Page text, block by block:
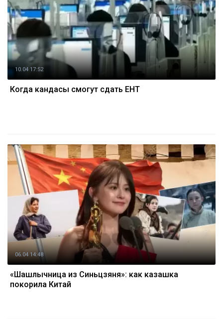
10.04 17:52
Когда кандасы смогут сдать ЕНТ
06.04 14:48
«Шашлычница из Синьцзяня»: как казашка
покорила Китай